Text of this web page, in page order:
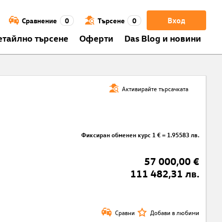
Вход
Сравнение 0 Търсене 0
търсене Оферти Das Blog и новини
Активирайте търсачката
Фиксиран обменен курс 1 € = 1.95583 лв.
57 000,00 €
111 482,31 лв.
Сравни Добави в любими